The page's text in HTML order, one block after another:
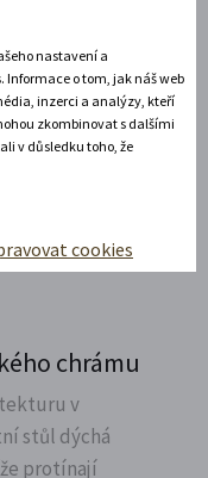
Kříže s
a
sochařskou
chrámu
v
stůl dýchá
protínají
nastavení a
o tom, jak náš web
inzerci a analýzy, kteří
zkombinovat s dalšími
v důsledku toho, že
cookies